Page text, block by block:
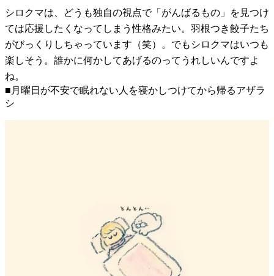
シロクマは、どうも独自の視点で「がんばるもの」を見つけ
ては応援したくなってしまう性格みたい。羽根つき餃子たち
がびっくりしちゃっています（笑）。でもシロクマはいつも
楽しそう。誰かに何かしてあげるのってうれしいんですよ
ね。
■月曜日が不安で眠れない人を寝かしつけてから帰るアザラ
シ